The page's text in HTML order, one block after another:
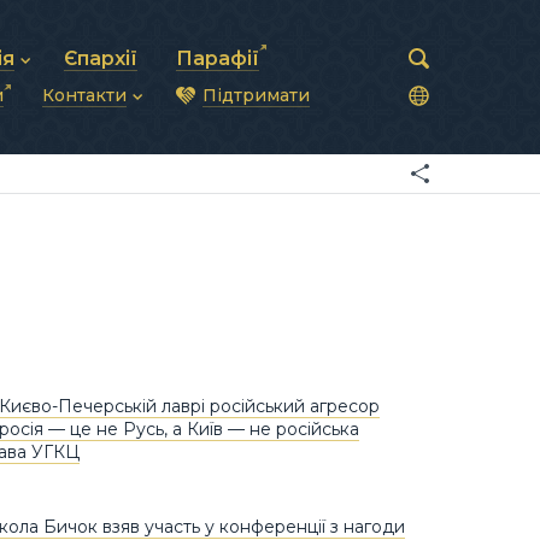
рада
та комунікації
Єпархії Парафії
Контакти
Синоди Єпископів
Підтримати
Печерській лаврі російський агресор
— це не Русь, а Київ — не російська
УГКЦ
Бичок взяв участь у конференції з нагоди